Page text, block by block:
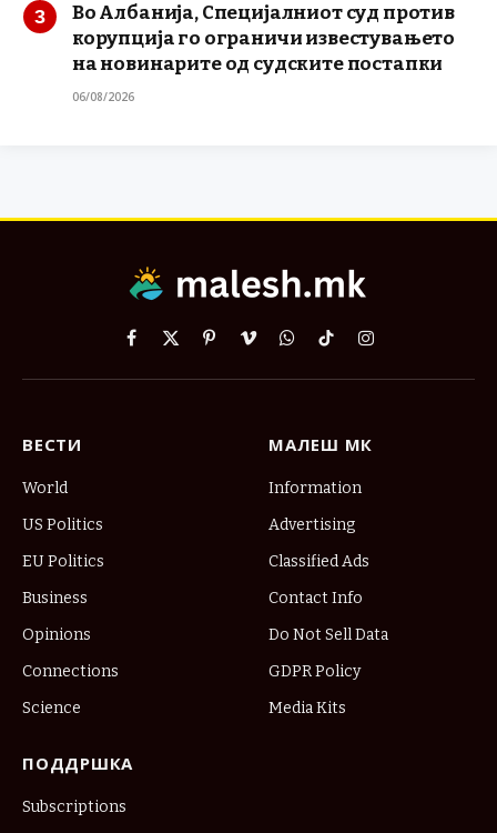
Во Албанија, Специјалниот суд против
корупција го ограничи известувањето
на новинарите од судските постапки
06/08/2026
Facebook
X
PinterestVimeoWhatsApp
TikTokInstagram
ВЕСТИ
World
US Politics
EU Politics
Business
Opinions
Connections
Science
МАЛЕШ МК
Information
Advertising
Classified Ads
Contact Info
Do Not Sell Data
GDPR Policy
Media Kits
ПОДДРШКА
Subscriptions